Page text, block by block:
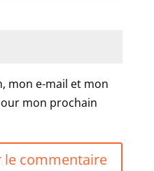
mon e-mail et mon
mon prochain